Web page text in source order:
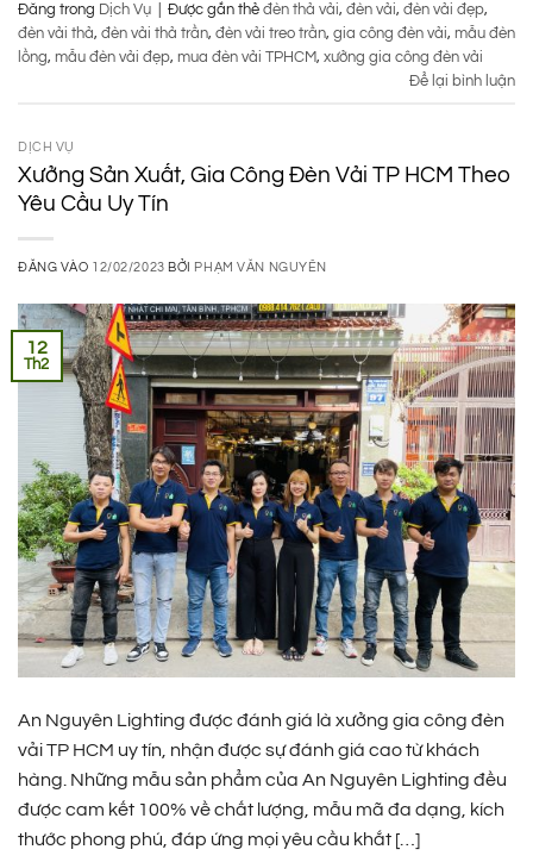
Đăng trong Dịch Vụ Được gắn thẻ đèn thả vải, đèn vải, đèn vải đẹp,
đèn vải thả, đèn vải thả trần, đèn vải treo trần, gia công đèn vải, mẫu đèn
lồng, mẫu đèn vải đẹp, mua đèn vải TPHCM, xưởng gia công đèn vải
Để lại bình luận
DỊCH VỤ
Xưởng Sản Xuất, Gia Công Đèn Vải TP HCM Theo
Yêu Cầu Uy Tín
ĐĂNG VÀO 12/02/2023 BỞI PHẠM VĂN NGUYÊN
12
Th2
An Nguyên Lighting được đánh giá là xưởng gia công đèn
vải TP HCM uy tín, nhận được sự đánh giá cao từ khách
hàng. Những mẫu sản phẩm của An Nguyên Lighting đều
được cam kết 100% về chất lượng, mẫu mã đa dạng, kích
thước phong phú, đáp ứng mọi yêu cầu khắt […]